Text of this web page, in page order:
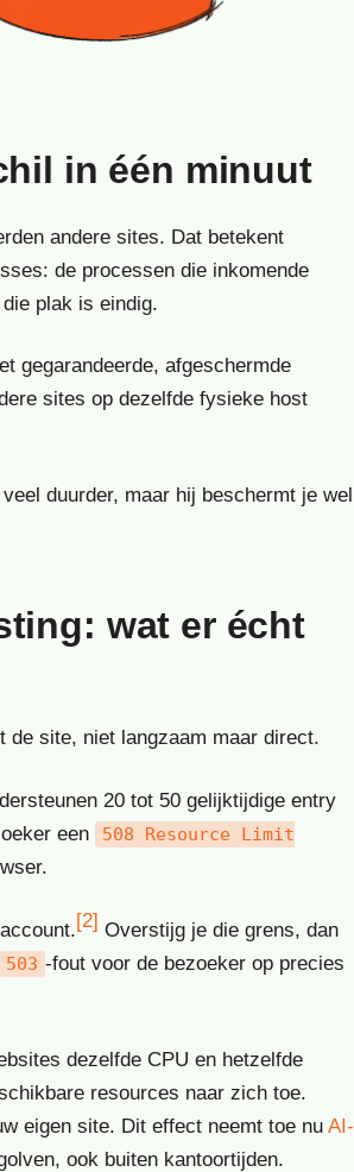
in één minuut
andere sites. Dat betekent
de processen die inkomende
plak is eindig.
gegarandeerde, afgeschermde
sites op dezelfde fysieke host
duurder, maar hij beschermt je wel
wat er écht
de site, niet langzaam maar direct.
20 tot 50 gelijktijdige entry
een
508 Resource Limit
[2] Overstijg je die grens, dan
503 -fout voor de bezoeker op precies
dezelfde CPU en hetzelfde
resources naar zich toe.
eigen site. Dit effect neemt toe nu AI-
ook buiten kantoortijden.